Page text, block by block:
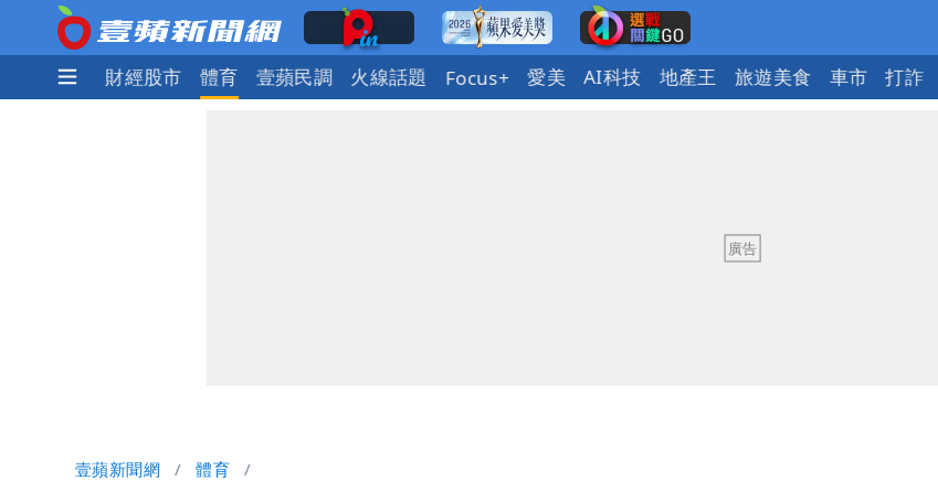
國際 財經股市 體育 壹蘋民調 火線話題 Focus+ 愛美 AI科技 地產王 旅遊美食 車市 打詐
壹蘋新聞網 體育